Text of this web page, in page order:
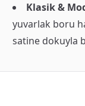
Klasik &
yuvarlak boru
satine dokuyla